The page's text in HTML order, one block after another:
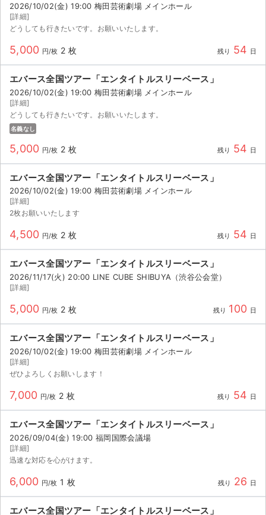
2026/10/02(金) 19:00 梅田芸術劇場 メインホール
[詳細]
どうしても行きたいです。お願いいたします。
5,000 円/枚 2 枚 残り 54 日
エバース全国ツアー「エンタイトルスリーベース」
2026/10/02(金) 19:00 梅田芸術劇場 メインホール
[詳細]
どうしても行きたいです。お願いいたします。
名義なし
5,000 円/枚 2 枚 残り 54 日
エバース全国ツアー「エンタイトルスリーベース」
2026/10/02(金) 19:00 梅田芸術劇場 メインホール
[詳細]
2枚お願いいたします
4,500 円/枚 2 枚 残り 54 日
エバース全国ツアー「エンタイトルスリーベース」
2026/11/17(火) 20:00 LINE CUBE SHIBUYA（渋谷公会堂）
[詳細]
5,000 円/枚 2 枚 残り 100 日
エバース全国ツアー「エンタイトルスリーベース」
2026/10/02(金) 19:00 梅田芸術劇場 メインホール
[詳細]
ぜひよろしくお願いします！
7,000 円/枚 2 枚 残り 54 日
エバース全国ツアー「エンタイトルスリーベース」
2026/09/04(金) 19:00 福岡国際会議場
[詳細]
迅速な対応を心がけます。
6,000 円/枚 1 枚 残り 26 日
エバース全国ツアー「エンタイトルスリーベース」